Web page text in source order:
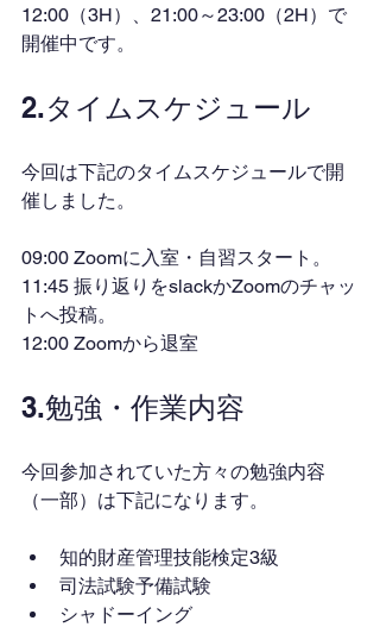
12:00（3H）、21:00～23:00（2H）で
開催中です。
2.タイムスケジュール
今回は下記のタイムスケジュールで開
催しました。
09:00 Zoomに入室・自習スタート。
11:45 振り返りをslackかZoomのチャッ
トへ投稿。
12:00 Zoomから退室
3.勉強・作業内容
今回参加されていた方々の勉強内容
（一部）は下記になります。
知的財産管理技能検定3級
司法試験予備試験
シャドーイング